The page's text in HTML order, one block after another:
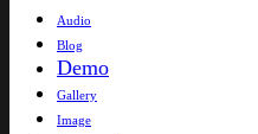
Audio
Blog
Demo
Gallery
Image